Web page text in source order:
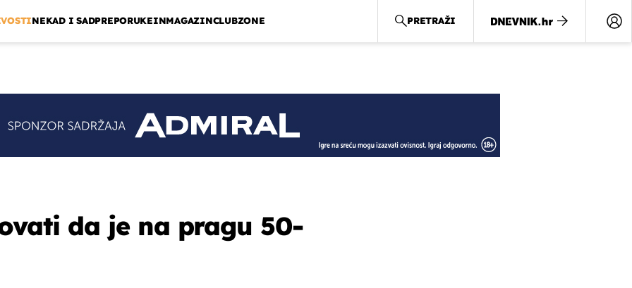
NEKAD I SADPREPORUKEINMAGAZINCLUBZONE PRETRAŽI
da je na pragu 50-